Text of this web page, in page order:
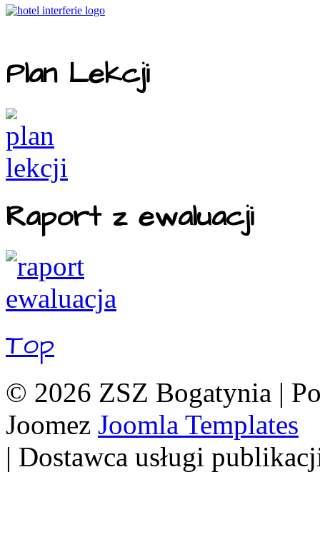
Plan Lekcji
Raport z ewaluacji
Top
© 2026 ZSZ Bogatynia |
Joomez Joomla Templates
| Dostawca usługi